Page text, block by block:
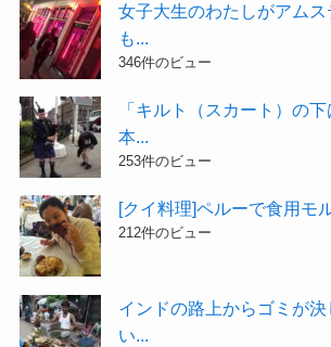
女子大生のわたしがアム
も...
346件のビュー
「キルト（スカート）の
本...
253件のビュー
[クイ料理]ペルーで食用モ
212件のビュー
インドの路上からゴミが
い...